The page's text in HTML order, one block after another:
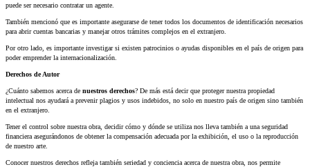
puede ser necesario contratar un agente.
También mencionó que es importante asegurarse de tener todos los documentos de identificación necesarios
para abrir cuentas bancarias y manejar otros trámites complejos en el extranjero.
Por otro lado, es importante investigar si existen patrocinios o ayudas disponibles en el país de origen para
poder emprender la internacionalización.
Derechos de Autor
¿Cuánto sabemos acerca de nuestros derechos? De más está decir que proteger nuestra propiedad
intelectual nos ayudará a prevenir plagios y usos indebidos, no solo en nuestro país de origen sino también
en el extranjero.
Tener el control sobre nuestra obra, decidir cómo y dónde se utiliza nos lleva también a una seguridad
financiera asegurándonos de obtener la compensación adecuada por la exhibición, el uso o la reproducción
de nuestro arte.
Conocer nuestros derechos refleja también seriedad y conciencia acerca de nuestra obra, nos permite